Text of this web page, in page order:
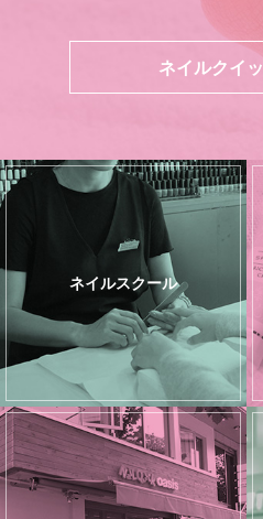
ネイルクイ
ネイルスクール